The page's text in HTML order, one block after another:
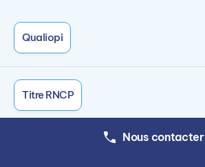
Qualiopi
Titre RNCP
Nous contacter